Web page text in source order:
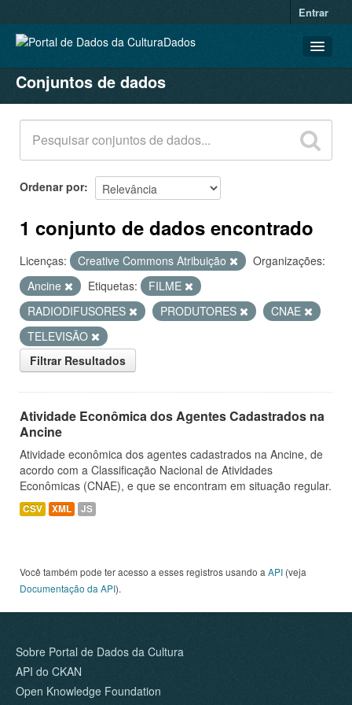
Entrar
CONJUNTOS DE DADOS
ORGANIZAÇÕES
GRUPOS
SOBRE
Conjuntos de dados
Ordenar por
1 conjunto de dados encontrado
Licenças: Creative Commons Atribuição
Organizações:
Ancine
Etiquetas:
FILME
RADIODIFUSORES
PRODUTORES
CNAE
TELEVISÃO
Filtrar Resultados
Atividade Econômica dos Agentes Cadastrados na
Ancine
Atividade econômica dos agentes cadastrados na Ancine, de
acordo com a Classificação Nacional de Atividades
Econômicas (CNAE), e que se encontram em situação regular.
CSV XML JS
Você também pode ter acesso a esses registros usando a API (veja
Documentação da API).
Sobre Portal de Dados da Cultura
API do CKAN
Open Knowledge Foundation